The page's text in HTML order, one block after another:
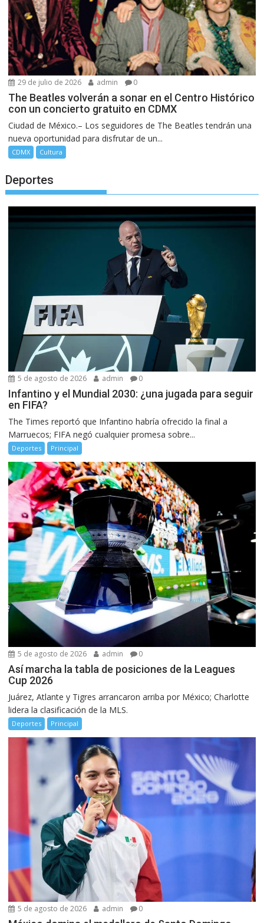
29 de julio de 2026 admin 0
The Beatles volverán a sonar en el Centro Histórico
con un concierto gratuito en CDMX
Ciudad de México.– Los seguidores de The Beatles tendrán una
nueva oportunidad para disfrutar de un...
CDMX Cultura
Deportes
5 de agosto de 2026 admin 0
Infantino y el Mundial 2030: ¿una jugada para seguir
en FIFA?
The Times reportó que Infantino habría ofrecido la final a
Marruecos; FIFA negó cualquier promesa sobre...
Deportes Principal
5 de agosto de 2026 admin 0
Así marcha la tabla de posiciones de la Leagues
Cup 2026
Juárez, Atlante y Tigres arrancaron arriba por México; Charlotte
lidera la clasificación de la MLS.
Deportes Principal
5 de agosto de 2026 admin 0